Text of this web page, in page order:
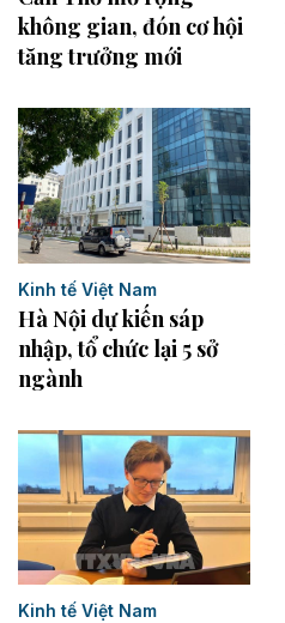
không gian, đón cơ hội
tăng trưởng mới
Kinh tế Việt Nam
Hà Nội dự kiến sáp
nhập, tổ chức lại 5 sở
ngành
Kinh tế Việt Nam